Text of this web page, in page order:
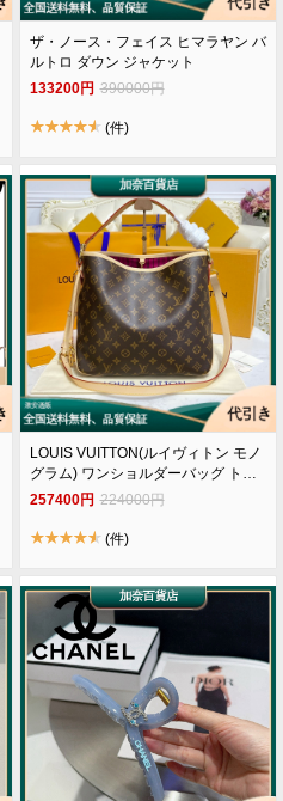
ザ・ノース・フェイス ヒマラヤン バ
ルトロ ダウン ジャケット
133200円 390000円
(件)
LOUIS VUITTON(ルイヴィトン モノ
グラム) ワンショルダーバッグ トー
トバッグ モノグラムキャンバス
257400円 224000円
(件)